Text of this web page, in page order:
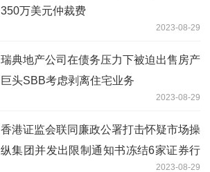
350万美元仲裁费
2023-08-29
瑞典地产公司在债务压力下被迫出售房产
巨头SBB考虑剥离住宅业务
2023-08-29
香港证监会联同廉政公署打击怀疑市场操
纵集团并发出限制通知书冻结6家证券行
2023-08-29